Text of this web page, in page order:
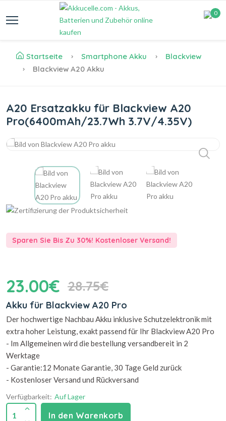
0
Startseite Smartphone Akku
Blackview
Blackview A20 Akku
A20 Ersatzakku für Blackview A20
Pro(6400mAh/23.7Wh 3.7V/4.35V)
Sparen Sie Bis Zu 30%! Kostenloser Versand!
23.00€ 28.75€
Akku für Blackview A20 Pro
Der hochwertige Nachbau Akku inklusive Schutzelektronik mit
extra hoher Leistung, exakt passend für Ihr Blackview A20 Pro
- Im Allgemeinen wird die bestellung versandbereit in 2
Werktage
- Garantie:12 Monate Garantie, 30 Tage Geld zurück
- Kostenloser Versand und Rückversand
Verfügbarkeit: Auf Lager
1 In den Warenkorb